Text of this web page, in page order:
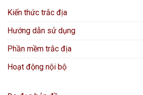
Kiến thức trắc địa
Hướng dẫn sử dụng
Phần mềm trắc địa
Hoạt động nội bộ